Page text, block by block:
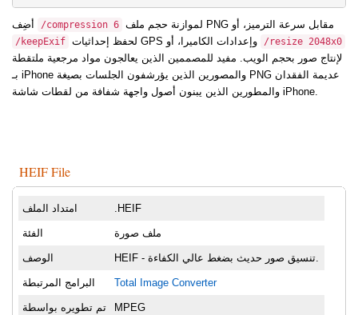
/compression 6 لموازنة حجم ملف PNG مقابل سرعة الترميز، أو
/keepExif /resize 2048x0
لإنتاج صور بحجم الويب. مفيد للمصممين الذين يعالجون مواد مرجعية ملتقطة
بـ iPhone والمصورين الذين يؤرشفون الجلسات بصيغة PNG عديمة الفقدان
والمطورين الذين يبنون أصول واجهة شفافة من لقطات شاشة iPhone.
HEIF File
امتداد الملف .HEIF
الفئة ملف صورة
الوصف HEIF - تنسيق صور حديث بضغط عالي الكفاءة.
البرامج المرتبطة Total Image Converter
تم تطويره بواسطة MPEG